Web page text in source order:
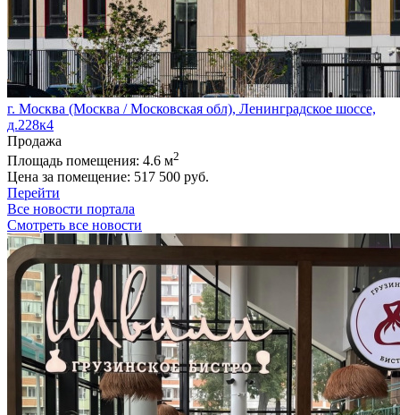
г. Москва (Москва / Московская обл), Ленинградское шоссе,
д.228к4
Продажа
Площадь помещения: 4.6 м2
Цена за помещение: 517 500 руб.
Перейти
Все новости портала
Смотреть все новости